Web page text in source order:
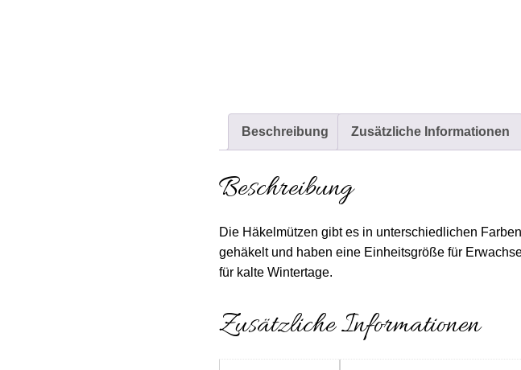
Beschreibung Zusätzliche Informationen
Beschreibung
Die Häkelmützen gibt es in unterschiedlichen
gehäkelt und haben eine Einheitsgröße für
für kalte Wintertage.
Zusätzliche Informationen